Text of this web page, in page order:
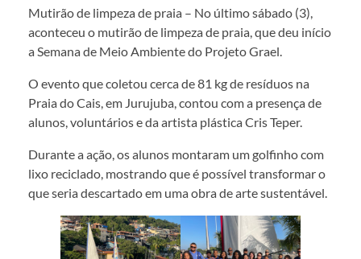
Mutirão de limpeza de praia – No último sábado (3),
aconteceu o mutirão de limpeza de praia, que deu início
a Semana de Meio Ambiente do Projeto Grael.
O evento que coletou cerca de 81 kg de resíduos na
Praia do Cais, em Jurujuba, contou com a presença de
alunos, voluntários e da artista plástica Cris Teper.
Durante a ação, os alunos montaram um golfinho com
lixo reciclado, mostrando que é possível transformar o
que seria descartado em uma obra de arte sustentável.